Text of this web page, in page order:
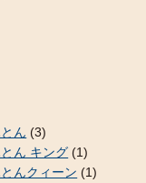
ん (3)
ん キング (1)
んクィーン (1)